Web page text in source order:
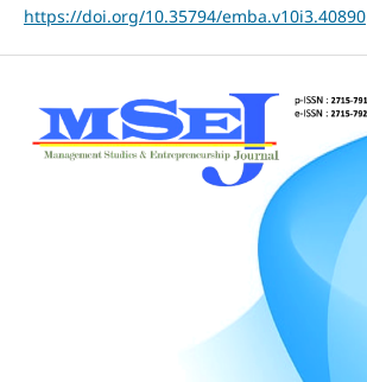
https://doi.org/10.35794/emba.v10i3.40890